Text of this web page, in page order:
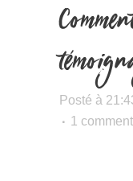
Posté à
1